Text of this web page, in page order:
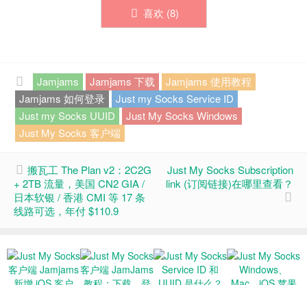
喜欢 (8)
Jamjams Jamjams 下载
Jamjams 使用教程
Jamjams 如何登录
Just my Socks Service ID
Just my Socks UUID
Just My Socks Windows
Just My Socks 客户端
搬瓦工 The Plan v2：2C2G
+ 2TB 流量，美国 CN2 GIA /
日本软银 / 香港 CMI 等 17 条
线路可选，年付 $110.9
Just My Socks Subscription
link (订阅链接)在哪里查看？